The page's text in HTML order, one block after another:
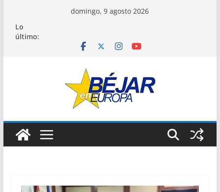
contenido
domingo, 9 agosto 2026
Lo
último: